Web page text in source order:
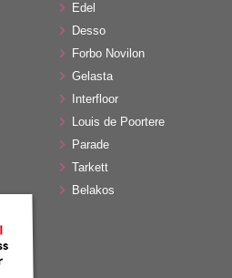
Edel
Desso
Forbo Novilon
Gelasta
Interfloor
Louis de Poortere
Parade
Tarkett
Belakos